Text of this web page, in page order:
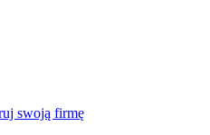
swoją firmę